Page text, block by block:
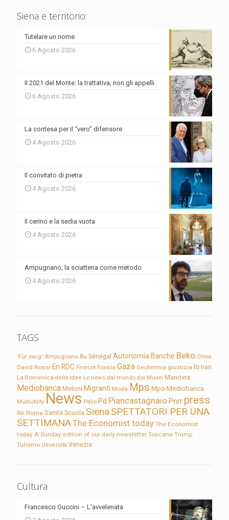
Siena e territorio:
Tutelare un nome
6 Agosto 2026
Il 2021 del Monte: la trattativa, non gli appelli
6 Agosto 2026
La contesa per il “vero” difensore
4 Agosto 2026
Il convitato di pietra
4 Agosto 2026
Il cerino e la sedia vuota
4 Agosto 2026
Ampugnano, la sciatteria come metodo
4 Agosto 2026
TAGS
'Für ewig' Ampugnano Au Sénégal Autonomia Banche Beko Clima
David Rossi En RDC Firenze Francia Gaza Geotermia giustizia Io Iran
La Domenica delle Idee Le news dal mondo dei Musei Manovra
Mediobanca Meloni Migranti Moda Mps Mps-Mediobanca
Multiutility News Palio Pd Piancastagnaio Pnrr press
Rai Roma Sanità Scuola Siena SPETTATORI PER UNA
SETTIMANAThe Economist today The Economist
today A Sunday edition of our daily newsletter Toscana Trump
Turismo Università Venezia
Cultura
Francesco Guccini – L’avvelenata